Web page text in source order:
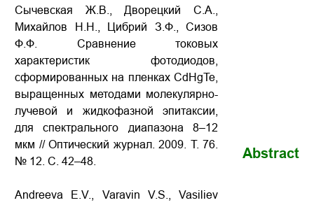
Сычевская Ж.В., Дворецкий С.А.,
Михайлов Н.Н., Цибрий З.Ф., Сизов
Ф.Ф. Сравнение токовых
характеристик фотодиодов,
сформированных на пленках CdHgTe,
выращенных методами молекулярно-
лучевой и жидкофазной эпитаксии,
для спектрального диапазона 8–12
мкм // Оптический журнал. 2009. Т. 76.
№ 12. С. 42–48.
Andreeva E.V., Varavin V.S., Vasiliev
Abstract